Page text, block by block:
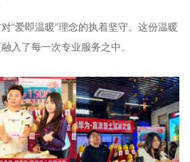
“爱即温暖”理念的执着坚守。这份温暖
入了每一次专业服务之中。